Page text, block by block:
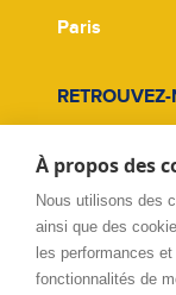
Paris
Facebook
Twitter
Linkedin
À propos des
Nous utilisons des
ainsi que des
les performances
fonctionnalités de